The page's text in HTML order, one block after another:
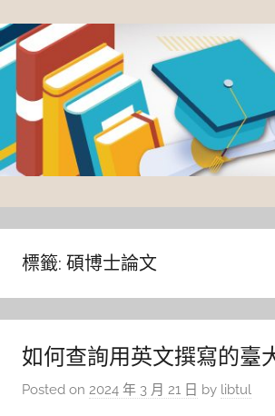
to
content
灣
圖
標籤: 碩博士論文
如何查詢用英文撰寫的臺
Posted on 2024 年 3 月 21 日 by libtul